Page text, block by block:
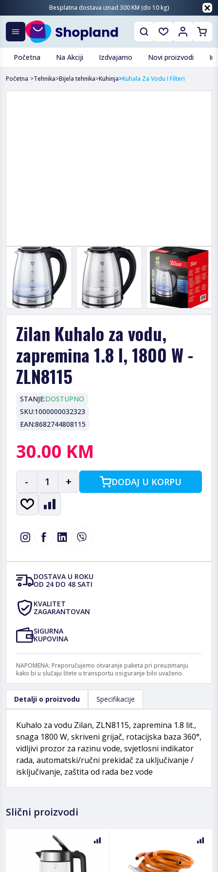
Besplatna dostava iznad 300 KM (do 10 kg)
Početna Na Akciji Izdvajamo Novi proizvodi
Početna >Tehnika>Bijela tehnika>Kuhinja>Kuhala Za Vodu I Filteri
Zilan Kuhalo za vodu,
zapremina 1.8 l, 1800 W -
ZLN8115
STANJE:DOSTUPNO
SKU:1000000032323
EAN:8682744808115
30.00 KM
- 1 + DODAJ U KORPU
DOSTAVA U ROKU
OD 24 DO 48 SATI
KVALITET
ZAGARANTOVAN
SIGURNA
KUPOVINA
NAPOMENA: Preporučujemo otvaranje paketa pri preuzimanju
kako bi u slučaju štete u transportu osiguranje bilo uvaženo.
Detalji o proizvodu Specifikacije
Kuhalo za vodu Zilan, ZLN8115, zapremina 1.8 lit.,
snaga 1800 W, skriveni grijač, rotacijska baza 360°,
vidljivi prozor za razinu vode, svjetlosni indikator
rada, automatski/ručni prekidač za uključivanje /
isključivanje, zaštita od rada bez vode
Slični proizvodi